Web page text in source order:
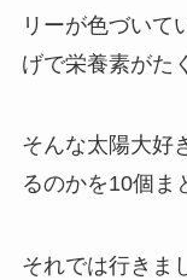
リーが色づいて
げで栄養素がた
そんな太陽大好
るのかを10個ま
それでは行きま